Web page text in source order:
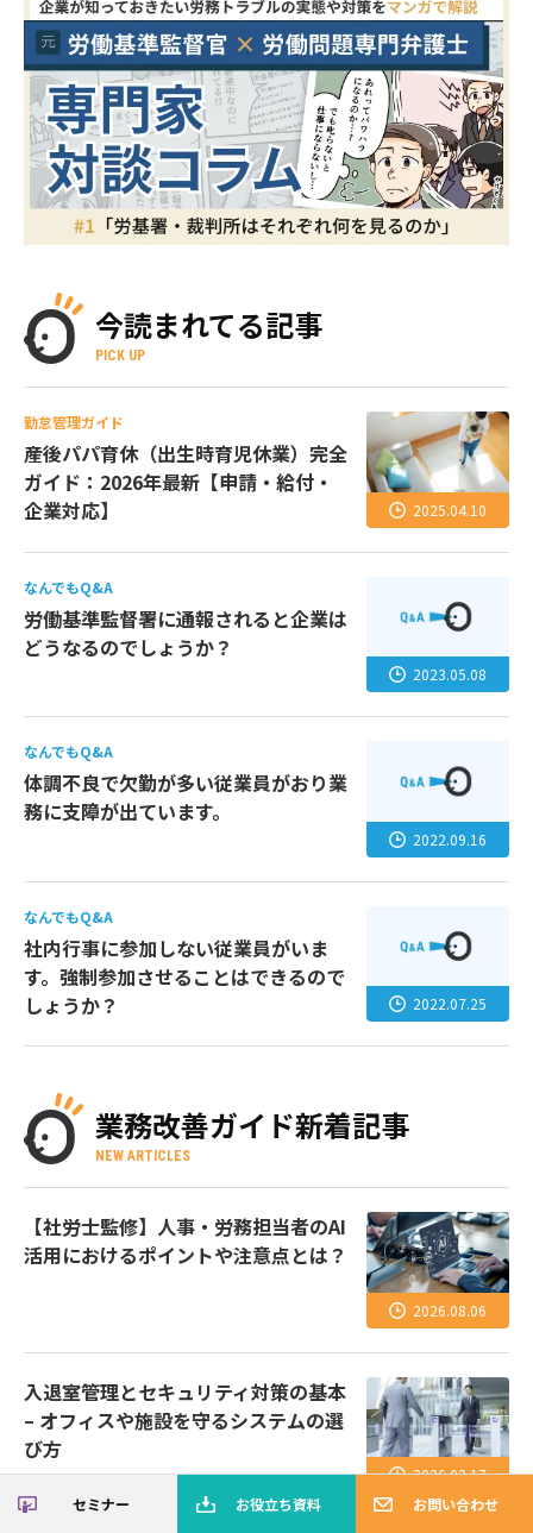
セミナー お役立ち資料 お問い合わせ
今読まれてる記事
PICK UP
勤怠管理ガイド
産後パパ育休（出生時育児休業）完全
ガイド：2026年最新【申請・給付・
企業対応】
2025.04.10
なんでもQ&A
労働基準監督署に通報されると企業は
どうなるのでしょうか？
2023.05.08
なんでもQ&A
体調不良で欠勤が多い従業員がおり業
務に支障が出ています。
2022.09.16
なんでもQ&A
社内行事に参加しない従業員がいま
す。強制参加させることはできるので
しょうか？
2022.07.25
業務改善ガイド新着記事
NEW ARTICLES
【社労士監修】人事・労務担当者のAI
活用におけるポイントや注意点とは？
2026.08.06
入退室管理とセキュリティ対策の基本
– オフィスや施設を守るシステムの選
び方
2026.02.17